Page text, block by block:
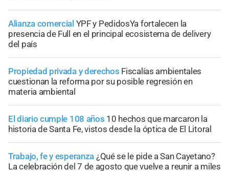
Alianza comercial YPF y PedidosYa fortalecen la
presencia de Full en el principal ecosistema de delivery
del país
Propiedad privada y derechos Fiscalías ambientales
cuestionan la reforma por su posible regresión en
materia ambiental
El diario cumple 108 años 10 hechos que marcaron la
historia de Santa Fe, vistos desde la óptica de El Litoral
Trabajo, fe y esperanza ¿Qué se le pide a San Cayetano?
La celebración del 7 de agosto que vuelve a reunir a miles